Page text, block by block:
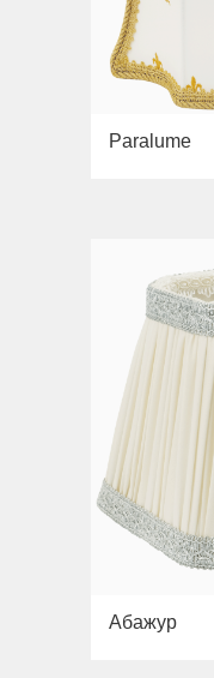
Paralume
Абажур